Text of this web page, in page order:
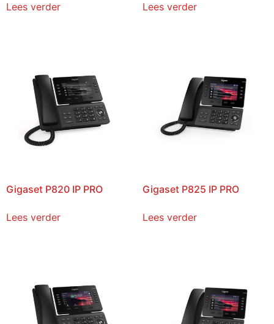
Lees verder Lees verder
Gigaset P820 IP PRO
Lees verder
Gigaset P825 IP PRO
Lees verder